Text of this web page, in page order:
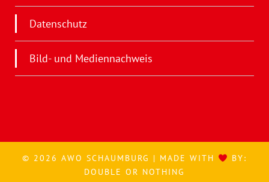
Datenschutz
Bild- und Mediennachweis
© 2026 AWO SCHAUMBURG | MADE WITH
BY:
DOUBLE OR NOTHING